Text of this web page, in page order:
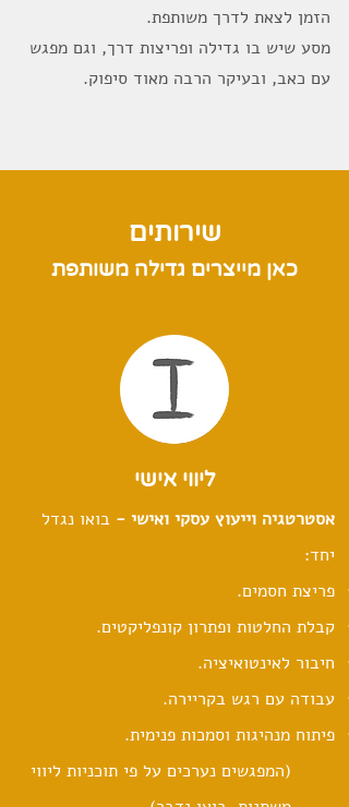
הזמן לצאת לדרך משותפת.
מסע שיש בו גדילה ופריצות דרך, וגם מפגש
עם כאב, ובעיקר הרבה מאוד סיפוק.
שירותים
כאן מייצרים גדילה משותפת
ליווי אישי
אסטרטגיה וייעוץ עסקי ואישי - בואו נגדל
יחד:
פריצת חסמים.
קבלת החלטות ופתרון קונפליקטים.
חיבור לאינטואיציה.
עבודה עם רגש בקריירה.
פיתוח מנהיגות וסמכות פנימית.
(המפגשים נערכים על פי תוכניות ליווי